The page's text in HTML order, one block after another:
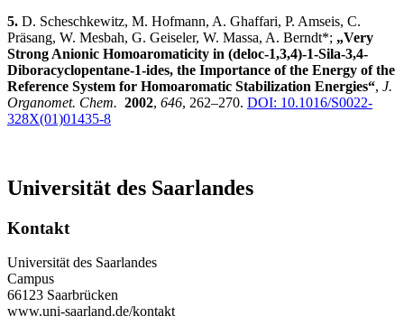
5. D. Scheschkewitz, M. Hofmann, A. Ghaffari, P. Amseis, C.
Präsang, W. Mesbah, G. Geiseler, W. Massa, A. Berndt*; „Very
Strong Anionic Homoaromaticity in (deloc-1,3,4)-1-Sila-3,4-
Diboracyclopentane-1-ides, the Importance of the Energy of the
Reference System for Homoaromatic Stabilization Energies“, J.
Organomet. Chem. 2002, 646, 262–270. DOI: 10.1016/S0022-
328X(01)01435-8
Universität des Saarlandes
Kontakt
Universität des Saarlandes
Campus
66123 Saarbrücken
www.uni-saarland.de/kontakt